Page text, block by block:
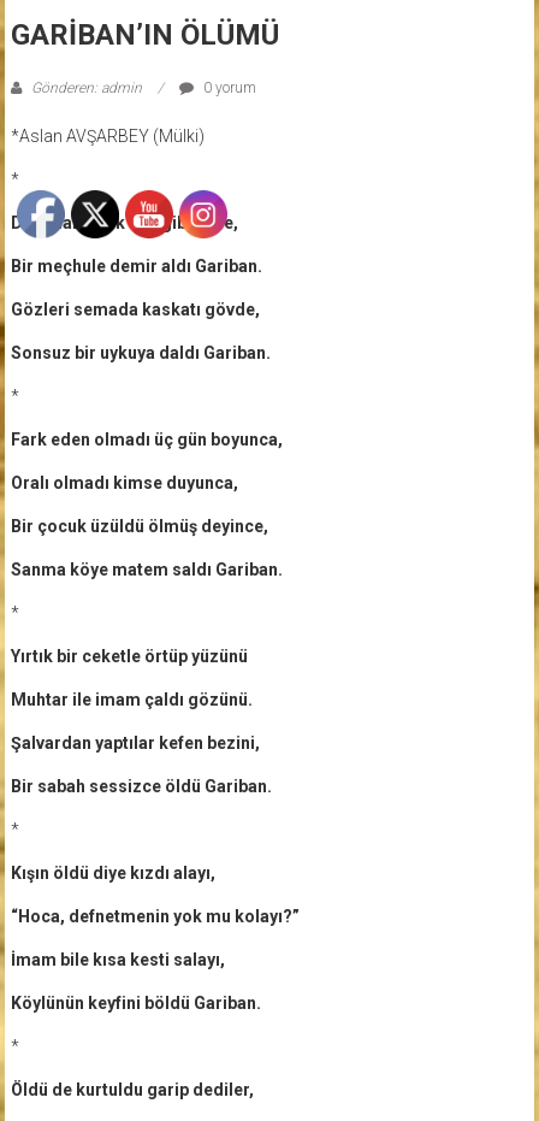
GARİBAN’IN ÖLÜMÜ
Gönderen: admin 0 yorum
*Aslan AVŞARBEY (Mülki)
*
Duvarları yıkık buz gibi evde,
Bir meçhule demir aldı Gariban.
Gözleri semada kaskatı gövde,
Sonsuz bir uykuya daldı Gariban.
*
Fark eden olmadı üç gün boyunca,
Oralı olmadı kimse duyunca,
Bir çocuk üzüldü ölmüş deyince,
Sanma köye matem saldı Gariban.
*
Yırtık bir ceketle örtüp yüzünü
Muhtar ile imam çaldı gözünü.
Şalvardan yaptılar kefen bezini,
Bir sabah sessizce öldü Gariban.
*
Kışın öldü diye kızdı alayı,
“Hoca, defnetmenin yok mu kolayı?”
İmam bile kısa kesti salayı,
Köylünün keyfini böldü Gariban.
*
Öldü de kurtuldu garip dediler,